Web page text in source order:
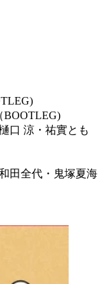
BOOTLEG)
口 涼・祐實とも
田全代・鬼塚夏海